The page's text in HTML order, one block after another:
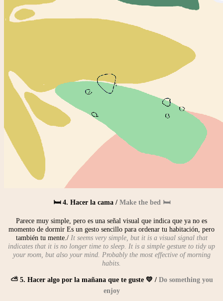
🛏 4. Hacer la cama / Make the bed 🛏
Parece muy simple, pero es una señal visual que indica que ya no es
momento de dormir Es un gesto sencillo para ordenar tu habitación, pero
también tu mente./ It seems very simple, but it is a visual signal that
indicates that it is no longer time to sleep. It is a simple gesture to tidy up
your room, but also your mind. Probably the most effective of morning
habits.
⛅️ 5. Hacer algo por la mañana que te guste 💛 / Do something you
enjoy